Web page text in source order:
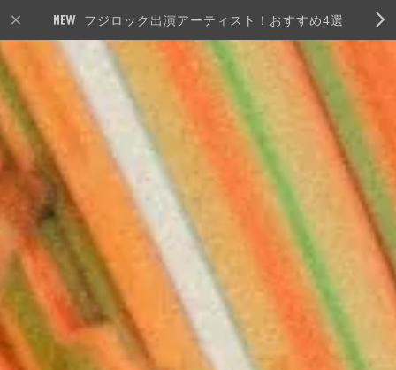
フジロック出演アーティスト！おすすめ4選